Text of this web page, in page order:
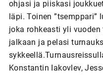
ohjasi ja piiskasi
läpi. Toinen ”tsemppari”
joka rohkeasti yli
jalkaan ja pelasi
Konstantin Iakovlev,